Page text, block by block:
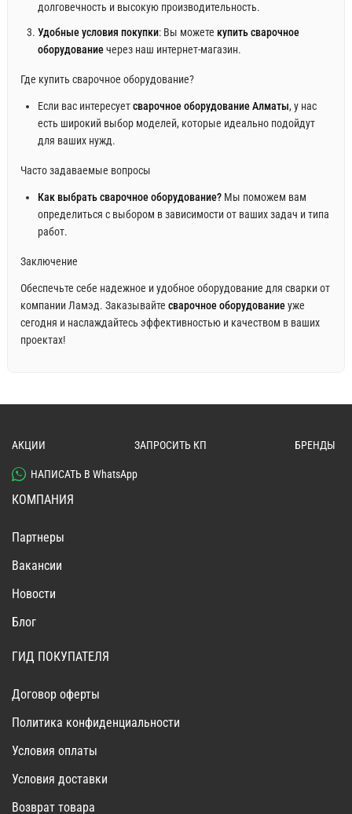
долговечность и высокую производительность.
Удобные условия покупки: Вы можете купить сварочное
оборудованиечерез наш интернет-магазин.
Где купить сварочное оборудование?
Если вас интересуетсварочное оборудование Алматы, у нас
есть широкий выбор моделей, которые идеально подойдут
для ваших нужд.
Часто задаваемые вопросы
Как выбрать сварочное оборудование?Мы поможем вам
определиться с выбором в зависимости от ваших задач и типа
работ.
Заключение
Обеспечьте себе надежное и удобное оборудование для сварки от
компании Ламэд. Заказывайте сварочное оборудованиеуже
сегодня и наслаждайтесь эффективностью и качеством в ваших
проектах!
АКЦИИ ЗАПРОСИТЬ КП БРЕНДЫ
НАПИСАТЬ В WhatsApp
КОМПАНИЯ
Партнеры
Вакансии
Новости
Блог
ГИД ПОКУПАТЕЛЯ
Договор оферты
Политика конфиденциальности
Условия оплаты
Условия доставки
Возврат товара